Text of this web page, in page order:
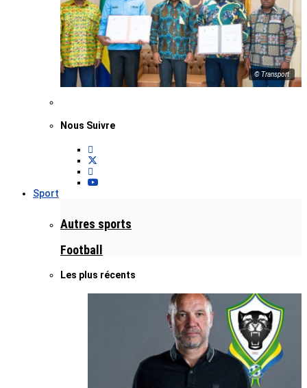
© Transport
Nous Suivre
Sport
Autres sports
Football
Les plus récents